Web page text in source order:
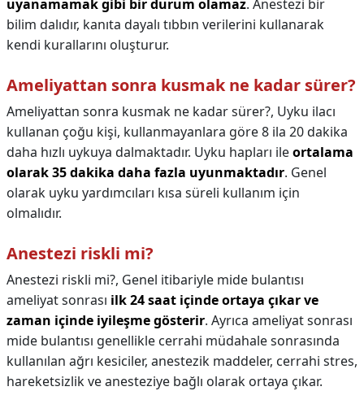
uyanamamak gibi bir durum olamaz. Anestezi bir
bilim dalıdır, kanıta dayalı tıbbın verilerini kullanarak
kendi kurallarını oluşturur.
Ameliyattan sonra kusmak ne kadar sürer?
Ameliyattan sonra kusmak ne kadar sürer?, Uyku ilacı
kullanan çoğu kişi, kullanmayanlara göre 8 ila 20 dakika
daha hızlı uykuya dalmaktadır. Uyku hapları ileortalama
olarak 35 dakika daha fazla uyunmaktadır. Genel
olarak uyku yardımcıları kısa süreli kullanım için
olmalıdır.
Anestezi riskli mi?
Anestezi riskli mi?, Genel itibariyle mide bulantısı
ameliyat sonrası ilk 24 saat içinde ortaya çıkar ve
zaman içinde iyileşme gösterir. Ayrıca ameliyat sonrası
mide bulantısı genellikle cerrahi müdahale sonrasında
kullanılan ağrı kesiciler, anestezik maddeler, cerrahi stres,
hareketsizlik ve anesteziye bağlı olarak ortaya çıkar.